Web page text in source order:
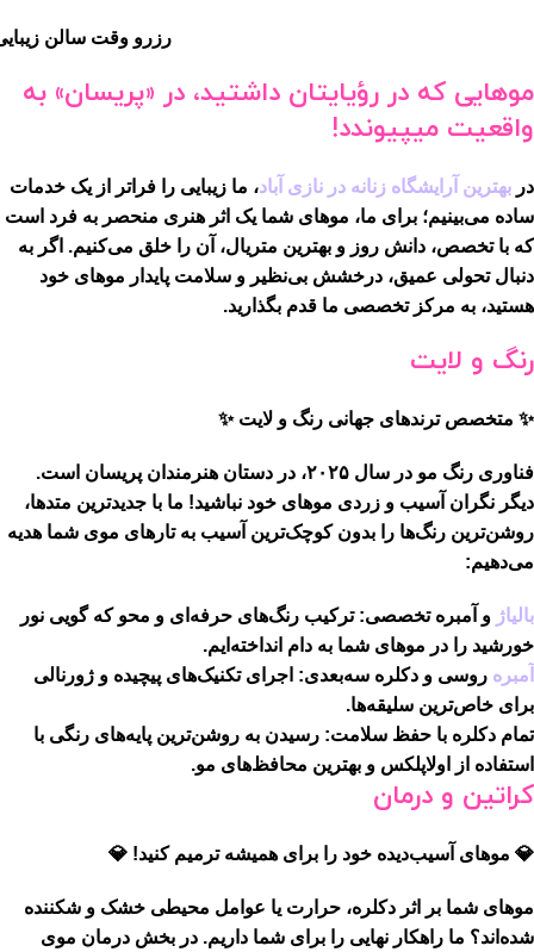
رزرو وقت سالن
موهایی که در رؤیایتان داشتید، در «پریسان» به
واقعیت میپیوندد!
در بهترین آرایشگاه زنانه در نازی آباد، ما زیبایی را فراتر از یک خدمات
ساده می‌بینیم؛ برای ما، موهای شما یک اثر هنری منحصر به فرد است
که با تخصص، دانش روز و بهترین متریال، آن را خلق می‌کنیم. اگر به
دنبال تحولی عمیق، درخشش بی‌نظیر و سلامت پایدار موهای خود
هستید، به مرکز تخصصی ما قدم بگذارید.
رنگ و لایت
✨ متخصص ترندهای جهانی رنگ و لایت ✨
فناوری رنگ مو در سال ۲۰۲۵، در دستان هنرمندان پریسان است.
دیگر نگران آسیب و زردی موهای خود نباشید! ما با جدیدترین متدها،
روشن‌ترین رنگ‌ها را بدون کوچک‌ترین آسیب به تارهای موی شما هدیه
می‌دهیم:
بالیاژ و آمبره تخصصی: ترکیب رنگ‌های حرفه‌ای و محو که گویی نور
خورشید را در موهای شما به دام انداخته‌ایم.
آمبره روسی و دکلره سه‌بعدی: اجرای تکنیک‌های پیچیده و ژورنالی
برای خاص‌ترین سلیقه‌ها.
تمام دکلره با حفظ سلامت: رسیدن به روشن‌ترین پایه‌های رنگی با
استفاده از اولاپلکس و بهترین محافظ‌های مو.
کراتین و درمان
💎 موهای آسیب‌دیده خود را برای همیشه ترمیم کنید! 💎
موهای شما بر اثر دکلره، حرارت یا عوامل محیطی خشک و شکننده
شده‌اند؟ ما راهکار نهایی را برای شما داریم. در بخش درمان موی